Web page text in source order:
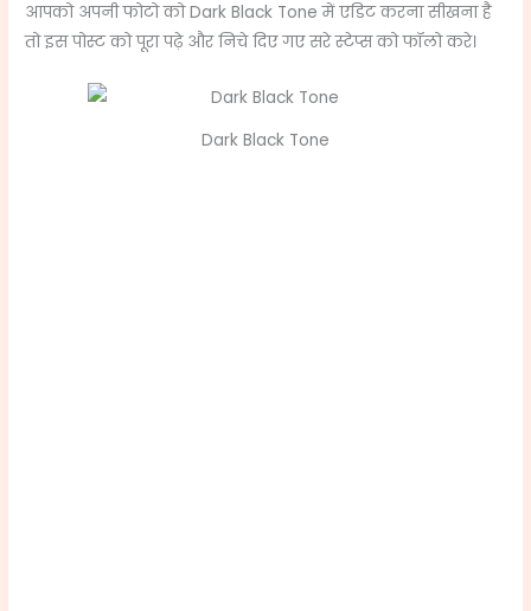
आपको अपनी फोटो को Dark Black Tone में एडिट करना सीखना है
तो इस पोस्ट को पूरा पढ़े और निचे दिए गए सरे स्टेप्स को फॉलो करे।
Dark Black Tone